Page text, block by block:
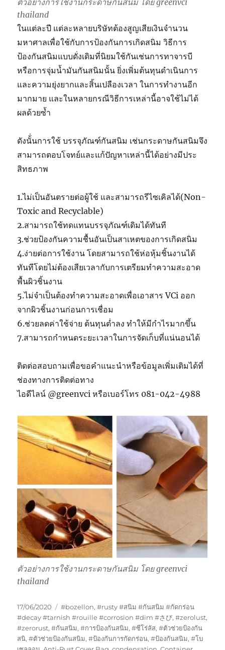
thailand
ในแต่ละปี แต่ละหลายบริษัทต้องสูญเสียเงินจำนวน
มหาศาลเพื่อใช้กับการป้องกันการเกิดสนิม วิธีการ
ป้องกันสนิมแบบดั่งเดิมที่นิยมใช้กันเช่นการทาจารบี
หรือการจุ่มน้ำมันกันสนิมนั้น ยิ่งเพิ่มต้นทุนดำเนินการ
และความยุ่งยากและสิ้นเปลืองเวลา ในการทำงานอีก
มากมาย และในหลายกรณีวิธีการเหล่านี้อาจใช้ไม่ได้
ผลด้วยซ้ำ
ดังนั้่นการใช้ บรรจุภัณฑ์กันสนิม เช่นกระดาษกันสนิมจึง
สามารถตอบโจทย์และแก้ปัญหาเหล่านี้ได้อย่างมีประ
สิทธภาพ
1.ไม่เป็นอันตรายต่อผู้ใช้ และสามารถรีไซเคิลได้(Non-
Toxic and Recyclable)
2.สามารถใช้ทดแทนบรรจุภัณฑ์เดิมได้ทันที
3.ช่วยป้องกันความชื้นอันเป็นสาเหตของการเกิดสนิม
4.ง่ายต่อการใช้งาน โดยสามารถใช้ห่อหุ้มชิ้นงานได้
ทันทีโดยไม่ต้องเสียเวลากับการเตรียมทำความสะอาด
พื้นผิวชิ้นงาน
5.ไม่จำเป็นต้องทำความสะอาดเพื่อเอาสาร VCi ออก
จากผิวชิ้นงานก่อนการเชื่อม
6.ช่วยลดค่าใช้จ่าย ต้นทุนต่ำลง ทำให้มีกำไรมากขึ้น
7.สามารถกำหนดระยะเวลาในการจัดเก็บที่แน่นอนได้
ติดต่อสอบถามเพื่อขอคำแนะนำหรือข้อมูลเพิ่มเติมได้ที่
ช่องทางการติดต่อทาง
ไอดีไลน์ @greenvci หรือเบอร์โทร 081-042-4988
ตัวอย่างการใช้งานกระดาษกันสนิม โดย greenvci
thailand
Posted
on
17/06/2020 Tags
#bozellon,#rusty #สนิม #กันสนิม #กัดกร่อน
#decay #tarnish #rouille #corrosion #dim #さび,#zerolust,
#zerorust,#กันสนิม,#การป้องกันสนิม,#ซีโร่ลัส,#ตัวช่วยป้องกัน
สนิ,#ตัวช่วยป้องกันสนิม,#ป้องกันการกัดกร่อน,#ป้องกันสนิม,#โบ